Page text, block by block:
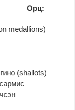
Орц:
medallions)
(shallots)